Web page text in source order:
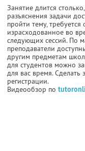
Занятие длится
разъяснения задачи
пройти тему,
израсходованное во
следующих сессий. По
преподаватели
другим предметам
для студентов можно
для вас время.
регистрации.
Видеообзор по